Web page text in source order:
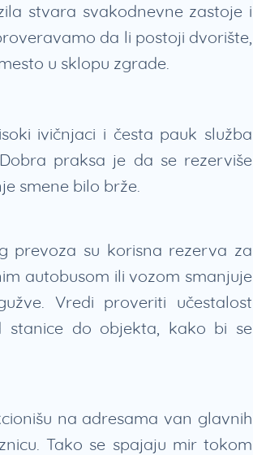
stvara svakodnevne zastoje i
da li postoji dvorište,
u sklopu zgrade.
ivičnjaci i česta pauk služba
praksa je da se rezerviše
smene bilo brže.
prevoza su korisna rezerva za
autobusom ili vozom smanjuje
Vredi proveriti učestalost
do objekta, kako bi se
na adresama van glavnih
Tako se spajaju mir tokom